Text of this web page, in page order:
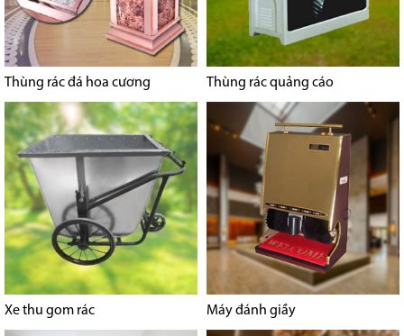
Thùng rác đá hoa cương Thùng rác quảng cáo
Xe thu gom rác Máy đánh giầy